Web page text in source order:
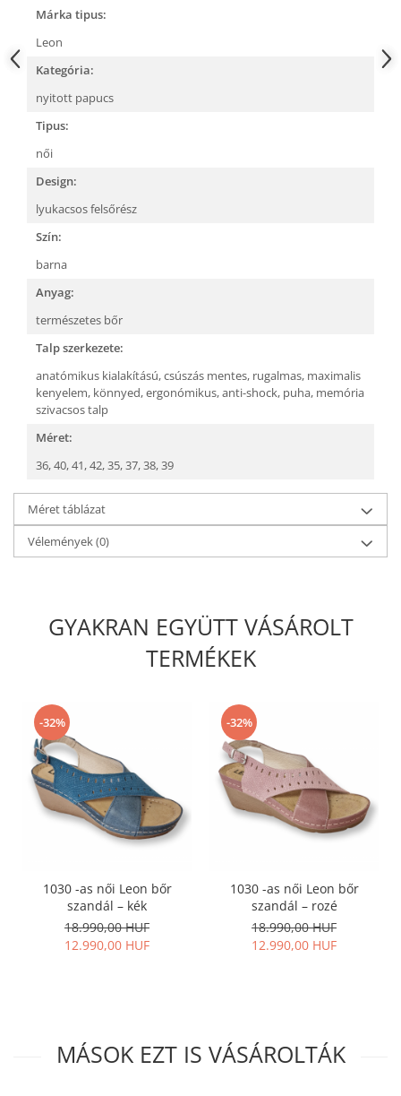
Márka tipus:
Leon
Kategória:
nyitott papucs
Tipus:
női
Design:
lyukacsos felsőrész
Szín:
barna
Anyag:
természetes bőr
Talp szerkezete:
anatómikus kialakítású,csúszás mentes, rugalmas, maximalis
kenyelem, könnyed,ergonómikus,anti-shock, puha, memória
szivacsos talp
Méret:
36,40,41,42,35,37,38,39
Méret táblázat
Vélemények(0)
GYAKRAN EGYÜTT VÁSÁROLT
TERMÉKEK
-32%
1030 -as női Leon bőr
szandál – kék
18.990,00 HUF
12.990,00 HUF
-32%
1030 -as női Leon bőr
szandál – rozé
18.990,00 HUF
12.990,00 HUF
MÁSOK EZT IS VÁSÁROLTÁK